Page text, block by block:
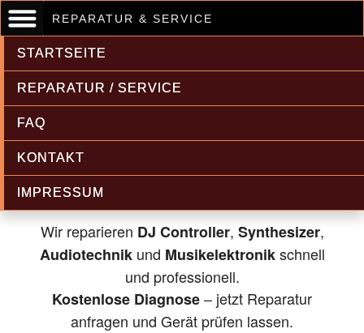
REPARATUR & SERVICE
STARTSEITE
REPARATUR / SERVICE
FAQ
KONTAKT
IMPRESSUM
Musikelektronik & Audiotechnik
Reparatur
Wir reparieren DJ Controller, Synthesizer,
Audiotechnikund Musikelektronikschnell
und professionell.
Kostenlose Diagnose– jetzt Reparatur
anfragen und Gerät prüfen lassen.